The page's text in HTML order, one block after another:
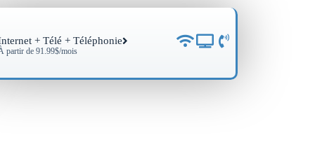
+ Télé + Téléphonie
partir de 91.99$/mois